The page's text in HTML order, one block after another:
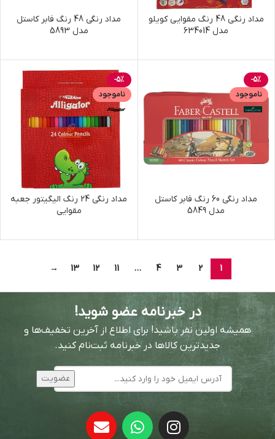
مداد رنگي 48 رنگ مقوايي كويلو
مدل 634014
مداد رنگی 48 رنگ فابر کاستل
مدل 5893
-5%
ناموجود
مداد رنگی 60 رنگ فابر کاستل
مدل 5849
-5%
ناموجود
مداد رنگی 24 رنگ الیگیتور جعبه
مقوایی
1
2
3
4
…
11
12
13
→
در خبرنامه عضو شوید!
همیشه اولین نفر باشید! برای اطلاع از آخرین تخفیف‌ها و
جدیدترین کالاها در خبرنامه ثبت‌نام کنید.